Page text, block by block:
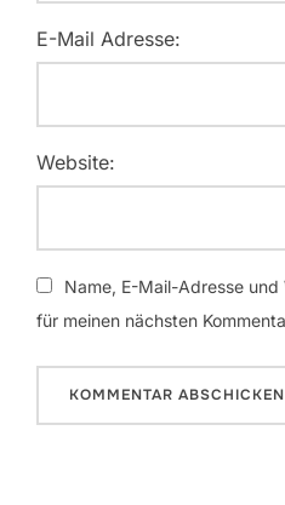
E-Mail Adresse:
Website:
Name, E-Mail-Adresse
für meinen nächsten